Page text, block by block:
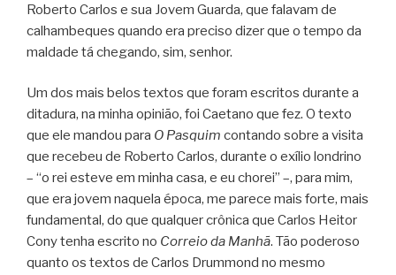
Roberto Carlos e sua Jovem Guarda, que falavam de
calhambeques quando era preciso dizer que o tempo da
maldade tá chegando, sim, senhor.
Um dos mais belos textos que foram escritos durante a
ditadura, na minha opinião, foi Caetano que fez. O texto
que ele mandou para O Pasquim contando sobre a visita
que recebeu de Roberto Carlos, durante o exílio londrino
– “o rei esteve em minha casa, e eu chorei” –, para mim,
que era jovem naquela época, me parece mais forte, mais
fundamental, do que qualquer crônica que Carlos Heitor
Cony tenha escrito no Correio da Manhã. Tão poderoso
quanto os textos de Carlos Drummond no mesmo